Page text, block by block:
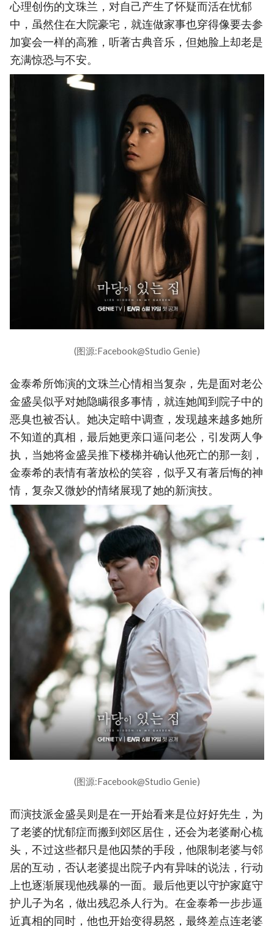
心理创伤的文珠兰，对自己产生了怀疑而活在忧郁
中，虽然住在大院豪宅，就连做家事也穿得像要去参
加宴会一样的高雅，听著古典音乐，但她脸上却老是
充满惊恐与不安。
(图源:Facebook@Studio Genie)
金泰希所饰演的文珠兰心情相当复杂，先是面对老公
金盛吴似乎对她隐瞒很多事情，就连她闻到院子中的
恶臭也被否认。她决定暗中调查，发现越来越多她所
不知道的真相，最后她更亲口逼问老公，引发两人争
执，当她将金盛吴推下楼梯并确认他死亡的那一刻，
金泰希的表情有著放松的笑容，似乎又有著后悔的神
情，复杂又微妙的情绪展现了她的新演技。
(图源:Facebook@Studio Genie)
而演技派金盛吴则是在一开始看来是位好好先生，为
了老婆的忧郁症而搬到郊区居住，还会为老婆耐心梳
头，不过这些都只是他囚禁的手段，他限制老婆与邻
居的互动，否认老婆提出院子内有异味的说法，行动
上也逐渐展现他残暴的一面。最后他更以守护家庭守
护儿子为名，做出残忍杀人行为。在金泰希一步步逼
近真相的同时，他也开始变得易怒，最终差点连老婆